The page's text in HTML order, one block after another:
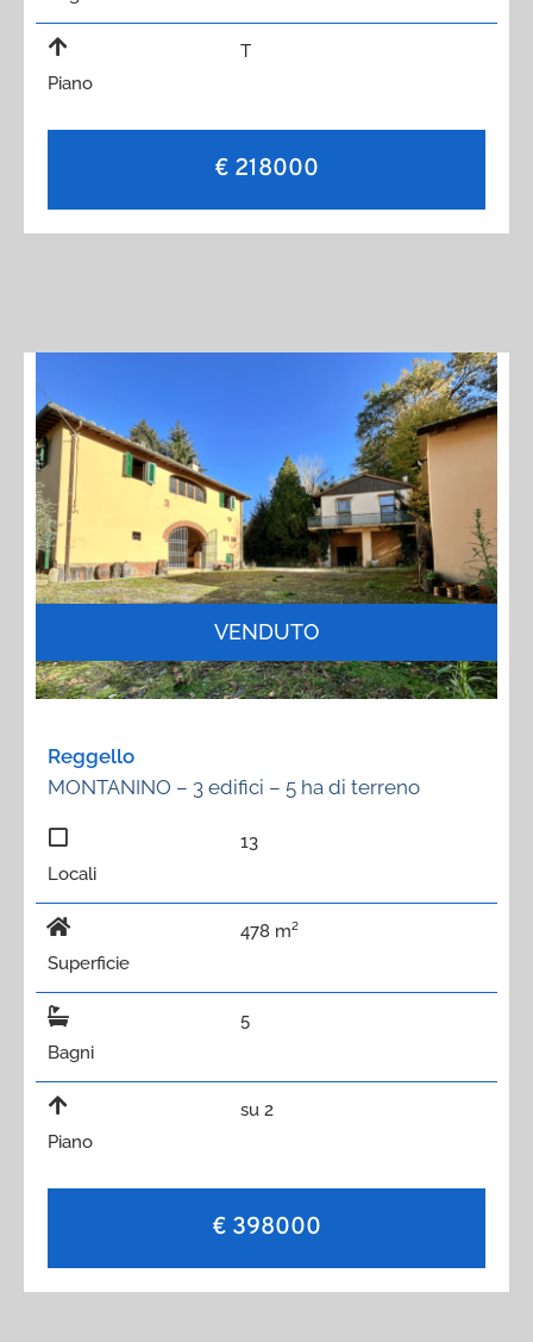
Piano
T
€ 218000
VENDUTO
Reggello
MONTANINO – 3 edifici – 5 ha di terreno
Locali
13
Superficie
478 m²
Bagni
5
Piano
su 2
€ 398000